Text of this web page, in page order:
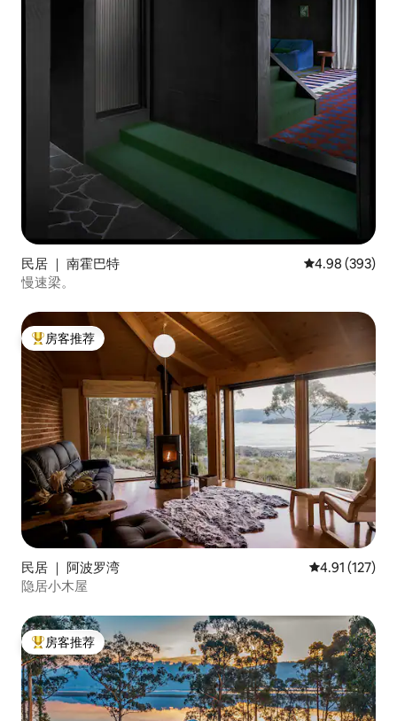
民居 ｜ 南霍巴特 平均评分 4.98
4.98 (393)
慢速梁。
热门「房客推荐」
房客推荐
民居 ｜ 阿波罗湾 平均评分 4.91
4.91 (127)
隐居小木屋
热门「房客推荐」
房客推荐